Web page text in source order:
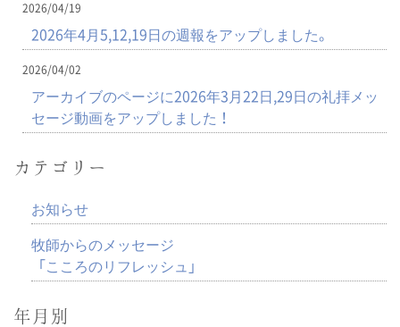
2026/04/19
2026年4月5,12,19日の週報をアップしました。
2026/04/02
アーカイブのページに2026年3月22日,29日の礼拝メッ
セージ動画をアップしました！
カテゴリー
お知らせ
牧師からのメッセージ
「こころのリフレッシュ」
年月別